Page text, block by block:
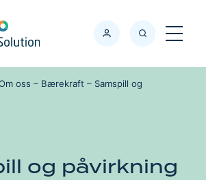
SøkMeny
oss – Bærekraft – Samspill og
og påvirkning